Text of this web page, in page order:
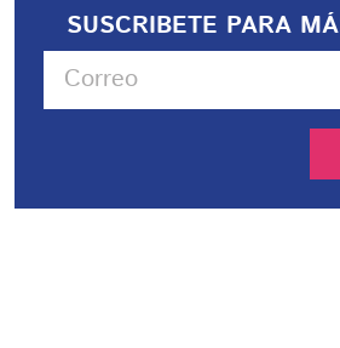
SUSCRIBETE PARA